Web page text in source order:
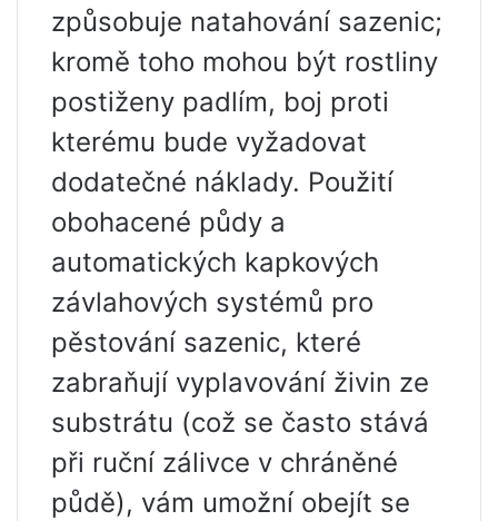
způsobuje natahování sazenic;
kromě toho mohou být rostliny
postiženy padlím, boj proti
kterému bude vyžadovat
dodatečné náklady. Použití
obohacené půdy a
automatických kapkových
závlahových systémů pro
pěstování sazenic, které
zabraňují vyplavování živin ze
substrátu (což se často stává
při ruční zálivce v chráněné
půdě), vám umožní obejít se